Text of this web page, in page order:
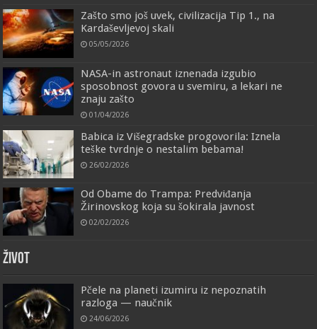
Zašto smo još uvek, civilizacija Tip 1., na
Kardaševljevoj skali
05/05/2026
NASA-in astronaut iznenada izgubio
sposobnost govora u svemiru, a lekari ne
znaju zašto
01/04/2026
Babica iz Višegradske progovorila: Iznela
teške tvrdnje o nestalim bebama!
26/02/2026
Od Obame do Trampa: Predviđanja
Žirinovskog koja su šokirala javnost
02/02/2026
ŽIVOT
Pčele na planeti izumiru iz nepoznatih
razloga — naučnik
24/06/2026